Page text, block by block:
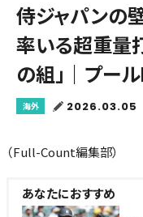
侍ジャパンの
率いる超重量
の組」｜プー
海外 2026.03.05
（Full-Count編集部）
あなたにおすすめ